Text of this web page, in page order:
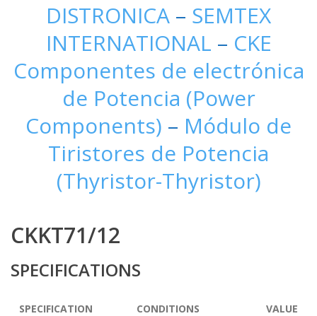
DISTRONICA – SEMTEX
INTERNATIONAL – CKE
Componentes de electrónica
de Potencia (Power
Components) – Módulo de
Tiristores de Potencia
(Thyristor-Thyristor)
CKKT71/12
SPECIFICATIONS
SPECIFICATION CONDITIONS VALUE